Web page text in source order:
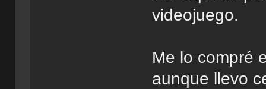
videojuego.
Me lo compré
aunque llevo